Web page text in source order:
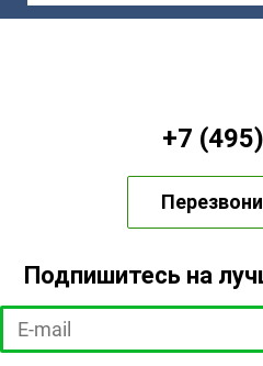
+7
Подпишитесь на